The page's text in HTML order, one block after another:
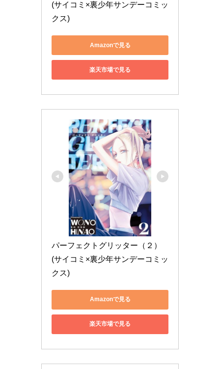
(サイコミ×裏少年サンデーコミッ
クス)
Amazonで見る
楽天市場で見る
パーフェクトグリッター（２）
(サイコミ×裏少年サンデーコミッ
クス)
Amazonで見る
楽天市場で見る